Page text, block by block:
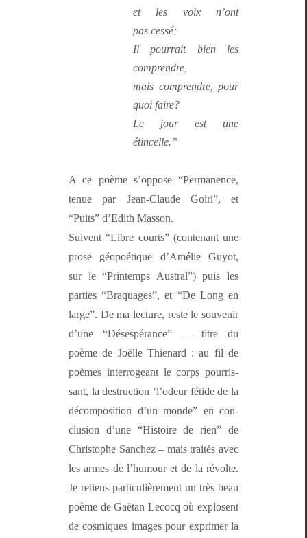
et les voix n’ont
pas cessé;
Il pour­rait bien les
comprendre,
mais com­pren­dre, pour
quoi faire?
Le jour est une
étincelle.”
A ce poème s’op­pose “Per­ma­nence,
tenue par Jean-Claude Goiri”, et
“Puits” d’Edith Masson.
Suiv­ent “Libre courts” (con­tenant une
prose géopoé­tique d’Amélie Guy­ot,
sur le “Print­emps Aus­tral”) puis les
par­ties “Braquages”, et “De Long en
large”. De ma lec­ture, reste le sou­venir
d’une “Dés­espérance” — titre du
poème de Joëlle Thien­ard : au fil de
poèmes inter­ro­geant le corps pour­ris­
sant, la destruc­tion ‘l’odeur fétide de la
décom­po­si­tion d’un monde” en con­
clu­sion d’une “His­toire de rien” de
Christophe Sanchez – mais traités avec
les armes de l’hu­mour et de la révolte.
Je retiens par­ti­c­ulière­ment un très beau
poème de Gaë­tan Lecocq où explosent
de cos­miques images pour exprimer la